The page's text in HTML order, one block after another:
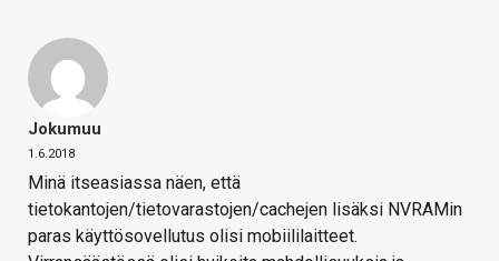
Jokumuu
1.6.2018
Minä itseasiassa näen, että
tietokantojen/tietovarastojen/cachejen lisäksi NVRAMin
paras käyttösovellutus olisi mobiililaitteet.